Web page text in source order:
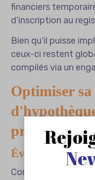
financiers
d’inscription au
Bien qu’il puisse
ceux-ci restent
compilés via un
Optimiser sa
pratiques
Évaluer
Connaître